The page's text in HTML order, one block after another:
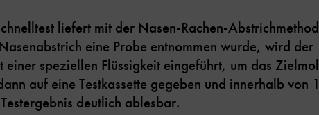
liefert mit der Nasen-Rachen-
eine Probe entnommen wurde, wird der
speziellen Flüssigkeit eingeführt, um das
auf eine Testkassette gegeben und innerhalb von
deutlich ablesbar.